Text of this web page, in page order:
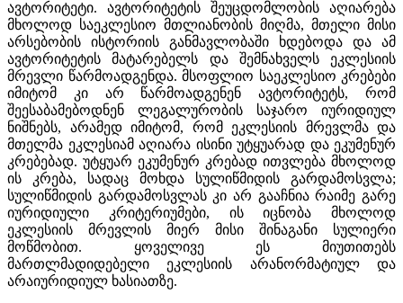
ავტორიტეტი. ავტორიტეტის შეუცდომლობის აღიარება
მხოლოდ საეკლესიო მთლიანობის მიღმა, მთელი მისი
არსებობის ისტორიის განმავლობაში ხდებოდა და ამ
ავტორიტეტის მატარებელს და შემნახველს ეკლესიის
მრევლი წარმოადგენდა. მსოფლიო საეკლესიო კრებები
იმიტომ კი არ წარმოადგენენ ავტორიტეტს, რომ
შეესაბამებოდნენ ლეგალურობის საჯარო იურიდიულ
ნიშნებს, არამედ იმიტომ, რომ ეკლესიის მრევლმა და
მთელმა ეკლესიამ აღიარა ისინი უტყუარად და ეკუმენურ
კრებებად. უტყუარ ეკუმენურ კრებად ითვლება მხოლოდ
ის კრება, სადაც მოხდა სულიწმიდის გარდამოსვლა;
სულიწმიდის გარდამოსვლას კი არ გააჩნია რაიმე გარე
იურიდიული კრიტერიუმები, ის იცნობა მხოლოდ
ეკლესიის მრევლის მიერ მისი შინაგანი სულიერი
მოწმობით. ყოველივე ეს მიუთითებს
მართლმადიდებელი ეკლესიის არანორმატიულ და
არაიურიდიულ ხასიათზე.